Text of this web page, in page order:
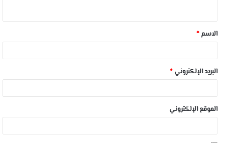
الاسم*
البريد الإلكتروني *
الموقع الإلكتروني